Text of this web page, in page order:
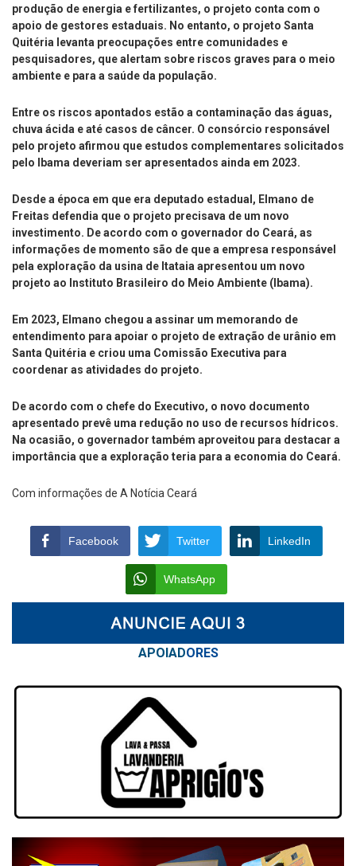
produção de energia e fertilizantes, o projeto conta com o
apoio de gestores estaduais. No entanto, o projeto Santa
Quitéria levanta preocupações entre comunidades e
pesquisadores, que alertam sobre riscos graves para o meio
ambiente e para a saúde da população.
Entre os riscos apontados estão a contaminação das águas,
chuva ácida e até casos de câncer. O consórcio responsável
pelo projeto afirmou que estudos complementares solicitados
pelo Ibama deveriam ser apresentados ainda em 2023.
Desde a época em que era deputado estadual, Elmano de
Freitas defendia que o projeto precisava de um novo
investimento. De acordo com o governador do Ceará, as
informações de momento são de que a empresa responsável
pela exploração da usina de Itataia apresentou um novo
projeto ao Instituto Brasileiro do Meio Ambiente (Ibama).
Em 2023, Elmano chegou a assinar um memorando de
entendimento para apoiar o projeto de extração de urânio em
Santa Quitéria e criou uma Comissão Executiva para
coordenar as atividades do projeto.
De acordo com o chefe do Executivo, o novo documento
apresentado prevê uma redução no uso de recursos hídricos.
Na ocasião, o governador também aproveitou para destacar a
importância que a exploração teria para a economia do Ceará.
Com informações de A Notícia Ceará
Facebook Twitter LinkedIn
WhatsApp
APOIADORES